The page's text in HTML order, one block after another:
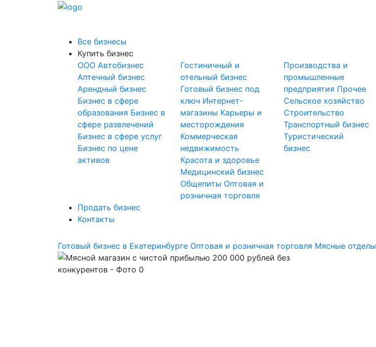
Все бизнесы
Купить бизнес
OOO Автобизнес
Аптечный бизнес
Арендный бизнес
Бизнес в сфере
образования Бизнес в
сфере развлечений
Бизнес в сфере услуг
Бизнес по цене
активов
Гостиничный и
отельный бизнес
Готовый бизнес под
ключ Интернет-
магазины Карьеры и
месторождения
Коммерческая
недвижимость
Красота и здоровье
Медицинский бизнес
Общепиты Оптовая и
розничная торговля
Производства и
промышленные
предприятия Прочее
Сельское хозяйство
Строительство
Транспортный бизнес
Туристический
бизнес
Продать бизнес
Контакты
Готовый бизнес в Екатеринбурге Оптовая и розничная торговля Мясные отделы